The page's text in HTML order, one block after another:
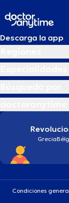
Descarga la app
Grecia
Condiciones